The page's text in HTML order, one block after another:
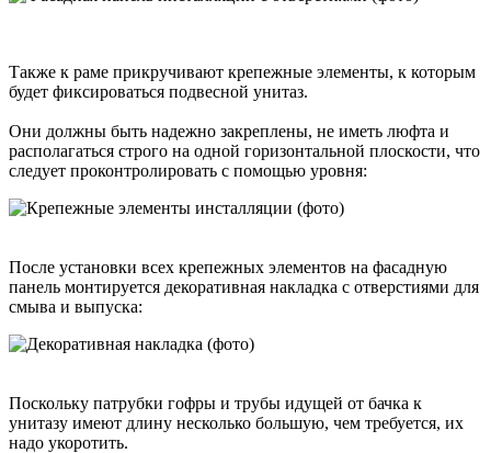
Также к раме прикручивают крепежные элементы, к которым
будет фиксироваться подвесной унитаз.
Они должны быть надежно закреплены, не иметь люфта и
располагаться строго на одной горизонтальной плоскости, что
следует проконтролировать с помощью уровня:
После установки всех крепежных элементов на фасадную
панель монтируется декоративная накладка с отверстиями для
смыва и выпуска:
Поскольку патрубки гофры и трубы идущей от бачка к
унитазу имеют длину несколько большую, чем требуется, их
надо укоротить.